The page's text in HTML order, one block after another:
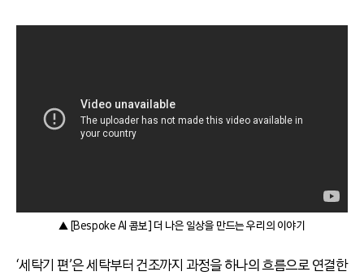
▲ [Bespoke AI 콤보] 더 나은 일상을 만드는 우리의 이야기
‘세탁기 편’은 세탁부터 건조까지 과정을 하나의 흐름으로 연결한